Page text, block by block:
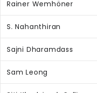
Rainer Wemhöner
S. Nahanthiran
Sajni Dharamdass
Sam Leong